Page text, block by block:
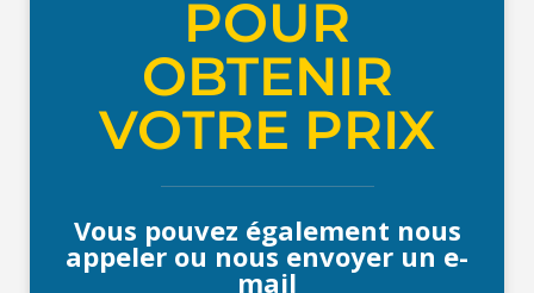
POUR
OBTENIR
VOTRE PRIX
Vous pouvez également nous
appeler ou nous envoyer un e-
mail